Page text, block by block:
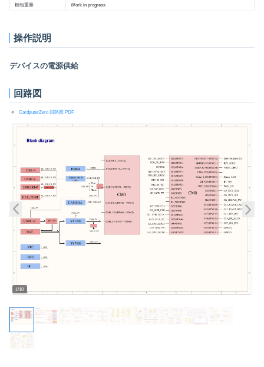
梱包重量 Work in progress
操作説明
デバイスの電源供給
回路図
CardputerZero 回路図 PDF
1/10